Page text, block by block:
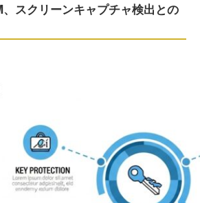
、スクリーンキャプチャ検出との